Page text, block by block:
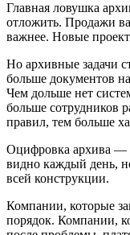
Главная ловушка
отложить. Продажи
важнее. Новые
Но архивные задачи
больше документов
Чем дольше нет
больше сотрудников
правил, тем больше
Оцифровка архива —
видно каждый день,
всей конструкции.
Компании, которые
порядок. Компании,